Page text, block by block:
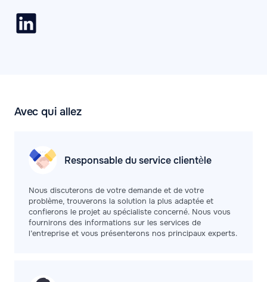
Avec qui allez
Responsable du service clientèle
Nous discuterons de votre demande et de votre
problème, trouverons la solution la plus adaptée et
confierons le projet au spécialiste concerné. Nous vous
fournirons des informations sur les services de
l’entreprise et vous présenterons nos principaux experts.